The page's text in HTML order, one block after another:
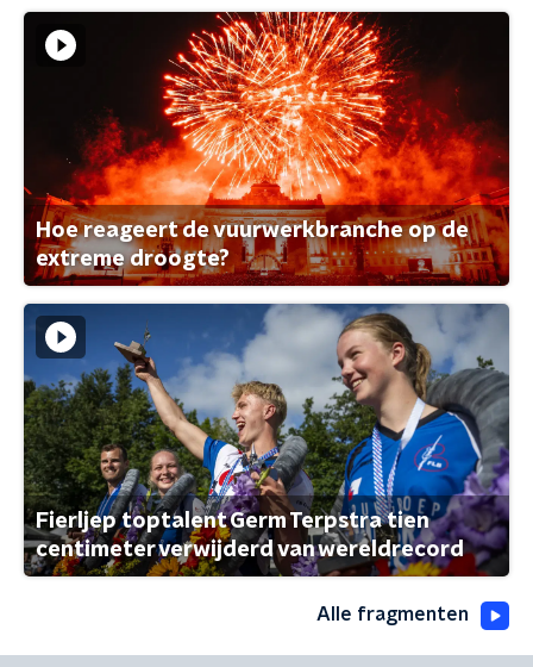
Hoe reageert de vuurwerkbranche op de
extreme droogte?
Fierljep toptalent Germ Terpstra tien
centimeter verwijderd van wereldrecord
Alle fragmenten